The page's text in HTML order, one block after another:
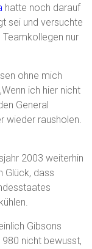
hatte noch darauf
sei und versuchte
nur
ohne mich
ich hier nicht
General
wieder rausholen.
2003 weiterhin
Glück, dass
Gibsons
nicht bewusst,